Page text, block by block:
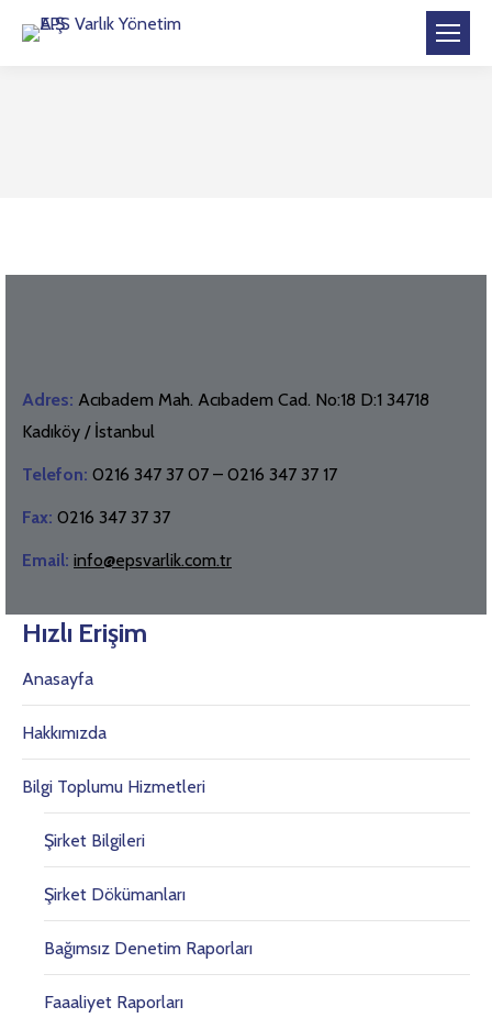
Adres: Acıbadem Mah. Acıbadem Cad. No:18 D:1 34718
Kadıköy / İstanbul
Telefon: 0216 347 37 07 – 0216 347 37 17
Fax: 0216 347 37 37
Email: info@epsvarlik.com.tr
Hızlı Erişim
Anasayfa
Hakkımızda
Bilgi Toplumu Hizmetleri
Şirket Bilgileri
Şirket Dökümanları
Bağımsız Denetim Raporları
Faaaliyet Raporları